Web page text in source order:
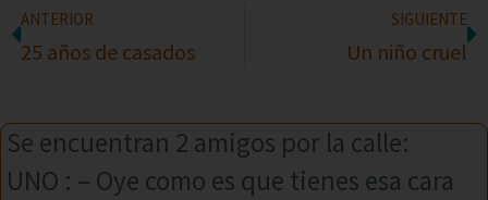
ANTERIOR
25 años de casados
SIGUIENTE
Un niño cruel
Se encuentran 2 amigos por la calle:
UNO : – Oye como es que tienes esa cara